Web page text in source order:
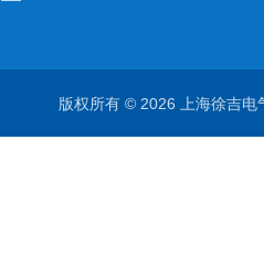
版权所有 © 2026 上海徐吉